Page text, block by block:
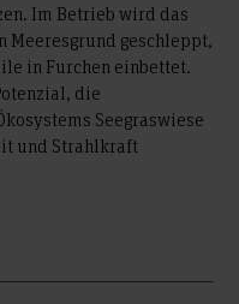
Im Betrieb wird das
Meeresgrund geschleppt,
in Furchen einbettet.
die
Seegraswiese
und Strahlkraft